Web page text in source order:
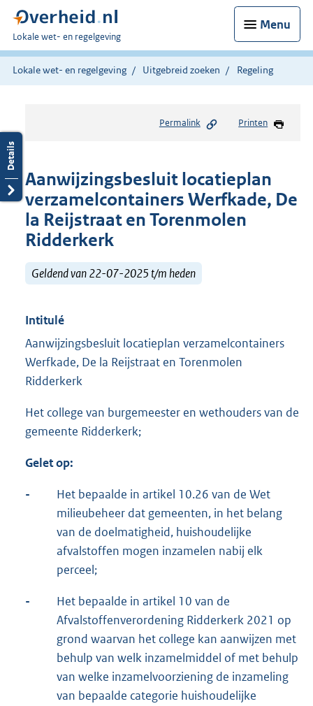
Menu
U
bent
hier:
Lokale wet- en regelgeving
Lokale wet- en regelgeving Uitgebreid zoeken Regeling
Permalink Printen
Aanwijzingsbesluit locatieplan
verzamelcontainers Werfkade, De
la Reijstraat en Torenmolen
Ridderkerk
Geldend van 22-07-2025 t/m heden
Intitulé
Aanwijzingsbesluit locatieplan verzamelcontainers
Werfkade, De la Reijstraat en Torenmolen
Ridderkerk
Het college van burgemeester en wethouders van de
gemeente Ridderkerk;
Gelet op:
-
Het bepaalde in artikel 10.26 van de Wet
milieubeheer dat gemeenten, in het belang
van de doelmatigheid, huishoudelijke
afvalstoffen mogen inzamelen nabij elk
perceel;
-
Het bepaalde in artikel 10 van de
Afvalstoffenverordening Ridderkerk 2021 op
grond waarvan het college kan aanwijzen met
behulp van welk inzamelmiddel of met behulp
van welke inzamelvoorziening de inzameling
van bepaalde categorie huishoudelijke